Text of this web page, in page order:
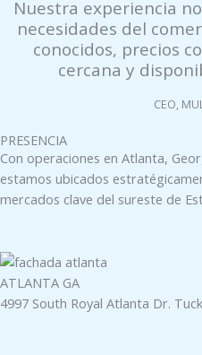
Nuestra experiencia
necesidades del
conocidos, precios
cercana y
CEO,
PRESENCIA
Con operaciones en Atlanta,
estamos ubicados
mercados clave del sureste de
ATLANTA GA
4997 South Royal Atlanta Dr.